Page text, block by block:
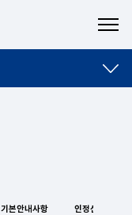
기본안내사항 인정신분증